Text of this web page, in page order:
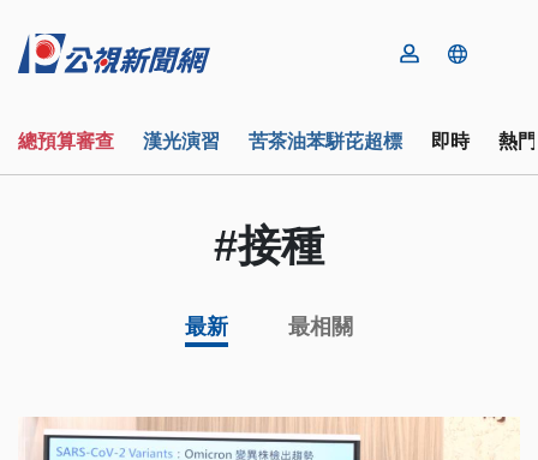
總預算審查 漢光演習 苦茶油苯駢芘超標 即時 熱
#接種
最新 最相關